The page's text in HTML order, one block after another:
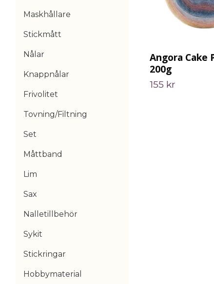
Maskhållare
Stickmått
Nålar
Knappnålar
Frivolitet
Tovning/Filtning
Set
Måttband
Lim
Sax
Nalletillbehör
Sykit
Stickringar
Hobbymaterial
Angora Cake
200g
155 kr